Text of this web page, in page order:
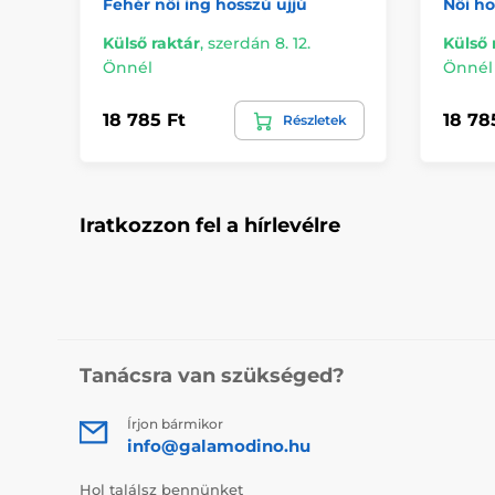
Fehér női ing hosszú ujjú
Külső raktár, szerdán 8. 12.
Önnél
18 785 Ft Részletek
Női
Külső
Önnél
18
Iratkozzon fel a hírlevélre
Tanácsra van szükséged?
Írjon bármikor
info@galamodino.hu
Hol találsz bennünket